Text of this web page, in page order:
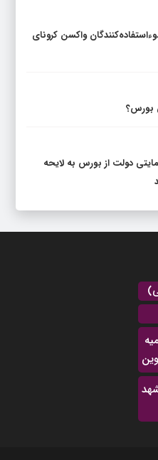
واکسن کرونای
بورس؟
حمایتی دولت از بورس به لایحه